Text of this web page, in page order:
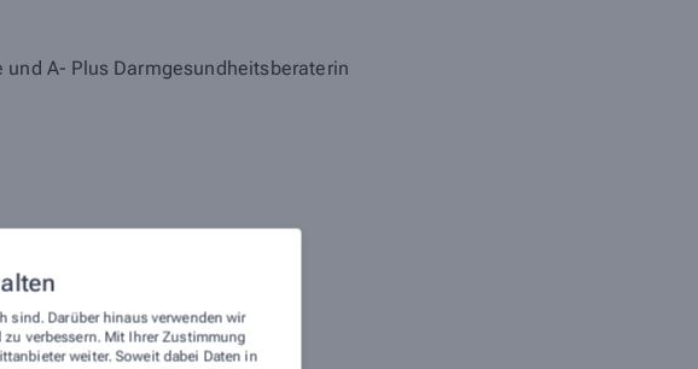
sind. Darüber hinaus verwenden wir
verbessern. Mit Ihrer Zustimmung
weiter. Soweit dabei Daten in
A- Plus Darmgesundheitsberaterin